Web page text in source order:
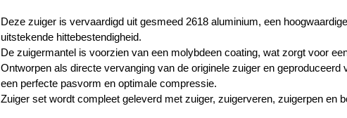
Deze zuiger is vervaardigd uit gesmeed 2618 aluminium, een
uitstekende hittebestendigheid.
De zuigermantel is voorzien van een molybdeen coating, wat zorgt voor
Ontworpen als directe vervanging van de originele zuiger en
een perfecte pasvorm en optimale compressie.
Zuiger set wordt compleet geleverd met zuiger, zuigerveren, zuigerpen en